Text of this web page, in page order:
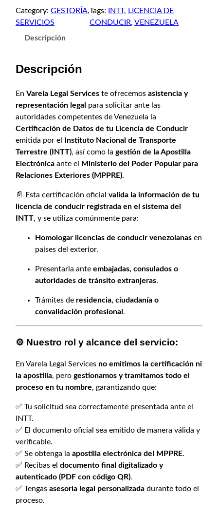
o
r
g
n
a
l
r
a
:
,
0
0
.
o
u
l
e
s
:
$
3
0
.
s
t
d
C
t
f
i
c
c
a
T
c
o
n
A
p
o
s
t
i
Category: GESTORÍA ,
SERVICIOS
Tags: INTT, LICENCIA DE
CONDUCIR, VENEZUELA
Descripción
Descripción
En Varela Legal Services te ofrecemos asistencia y
representación legal para solicitar ante las
autoridades competentes de Venezuela la
Certificación de Datos de tu Licencia de Conducir
emitida por el
Instituto Nacional de Transporte
Terrestre (INTT), así como la gestión de la Apostilla
Electrónica ante el
Ministerio del Poder Popular para
Relaciones Exteriores (MPPRE).
📄 Esta certificación oficial valida la información de tu
licencia de conducir registrada en el sistema del
INTT, y se utiliza comúnmente para:
Homologar licencias de conducir venezolanas en
países del exterior.
Presentarla ante embajadas, consulados o
autoridades de tránsito extranjeras.
Trámites de residencia, ciudadanía o
convalidación profesional .
⚙️ Nuestro rol y alcance del servicio:
En Varela Legal Services no emitimos la certificación ni
la apostilla, pero gestionamos y tramitamos todo el
proceso en tu nombre, garantizando que:
✅ Tu solicitud sea correctamente presentada ante el
INTT.
✅ El documento oficial sea emitido de manera válida y
verificable.
✅ Se obtenga la apostilla electrónica del MPPRE.
✅ Recibas el documento final digitalizado y
autenticado (PDF con código QR).
✅ Tengas asesoría legal personalizada durante todo el
proceso.